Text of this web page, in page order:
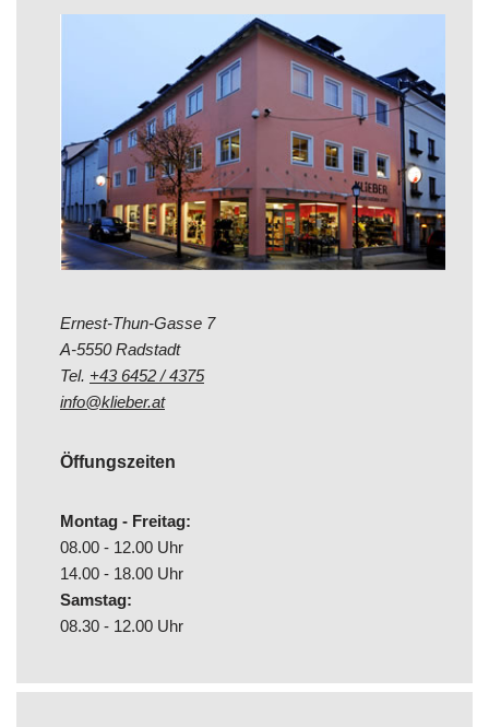
Ernest-Thun-Gasse 7
A-5550 Radstadt
Tel. +43 6452 / 4375
info@klieber.at
Öffungszeiten
Montag - Freitag:
08.00 - 12.00 Uhr
14.00 - 18.00 Uhr
Samstag:
08.30 - 12.00 Uhr